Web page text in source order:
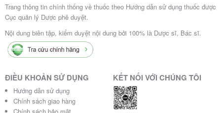
Trang thông tin chính thống về thuốc theo Hướng dẫn sử dụng thuốc được
Cục quản lý Dược phê duyệt.
Nội dung biên tập, kiểm duyệt nội dung bởi 100% là Dược sĩ, Bác sĩ.
ĐIỀU KHOẢN SỬ DỤNG
Hướng dẫn sử dụng
Chính sách giao hàng
Chính sách bảo mật
KẾT NỐI VỚI CHÚNG TÔI